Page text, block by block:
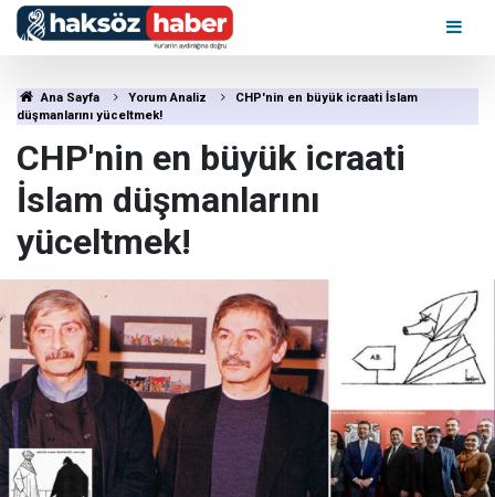
Ana Sayfa Yorum Analiz
CHP'nin en büyük icraati İslam
düşmanlarını yüceltmek!
CHP'nin en büyük icraati
İslam düşmanlarını
yüceltmek!